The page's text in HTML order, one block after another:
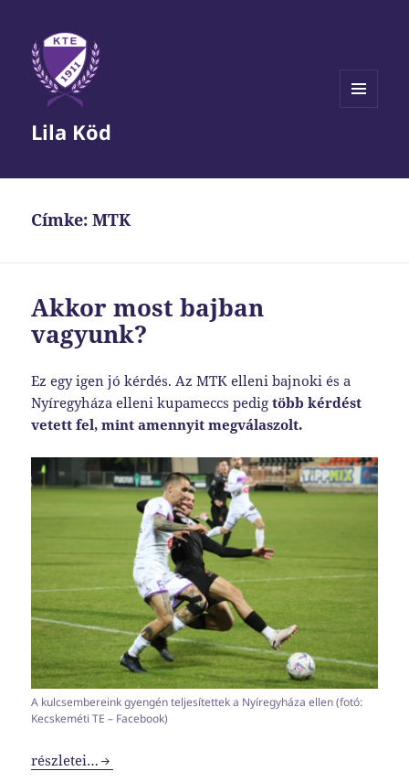
Lila Köd
Címke:MTK
Akkor most bajban
vagyunk?
Ez egy igen jó kérdés. Az MTK elleni bajnoki és a
Nyíregyháza elleni kupameccs pedigtöbb kérdést
vetett fel, mint amennyit megválaszolt.
A kulcsembereink gyengén teljesítettek a Nyíregyháza ellen (fotó:
Kecskeméti TE – Facebook)
Akkor most bajban vagyunk?
részletei…